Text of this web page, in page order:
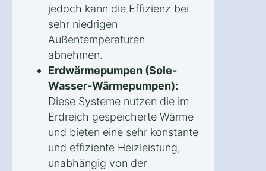
jedoch kann die Effizienz bei
sehr niedrigen
Außentemperaturen
abnehmen.
Erdwärmepumpen (Sole-
Wasser-Wärmepumpen):
Diese Systeme nutzen die im
Erdreich gespeicherte Wärme
und bieten eine sehr konstante
und effiziente Heizleistung,
unabhängig von der